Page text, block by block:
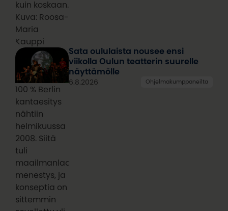
kuin koskaan.
Kuva: Roosa-
Maria
Kauppi
100 % Berlin
kantaesitys
nähtiin
helmikuussa
2008. Siitä
tuli
maailmanlaajuinen
menestys, ja
konseptia on
sittemmin
Sata oululaista nousee ensi
viikolla Oulun teatterin suurelle
näyttämölle
6.8.2026 Ohjelmakumppaneilta